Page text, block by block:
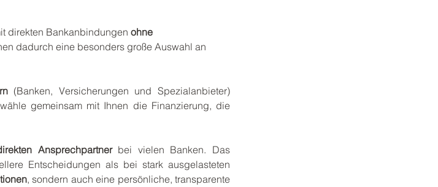
direkten Bankanbindungen ohne
dadurch eine besonders große Auswahl an
(Banken, Versicherungen und Spezialanbieter)
gemeinsam mit Ihnen die Finanzierung, die
Ansprechpartnerbei vielen Banken. Das
Entscheidungen als bei stark ausgelasteten
, sondern auch eine persönliche, transparente